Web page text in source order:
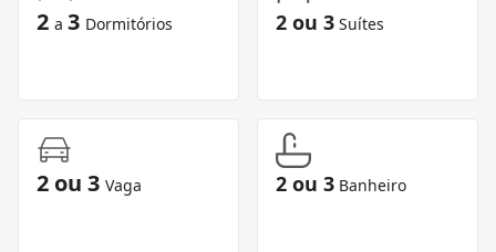
2 a 3 Dormitórios 2 ou 3 Suítes
2 ou 3 Vaga 2 ou 3 Banheiro